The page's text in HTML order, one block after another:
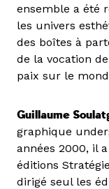
ensemble a été
les univers
des boîtes à
de la vocation
paix sur le
Guillaume
graphique
années 2000, il
éditions
dirigé seul les